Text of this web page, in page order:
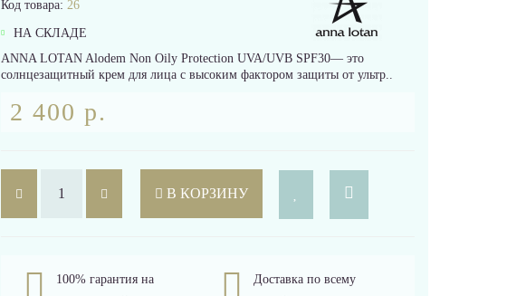
Код товара: 26
НА СКЛАДЕ
ANNA LOTAN Alodem Non Oily Protection UVA/UVB SPF30— это
солнцезащитный крем для лица с высоким фактором защиты от ультр..
2 400 р.
В КОРЗИНУ
100% гарантия на
Доставка по всему